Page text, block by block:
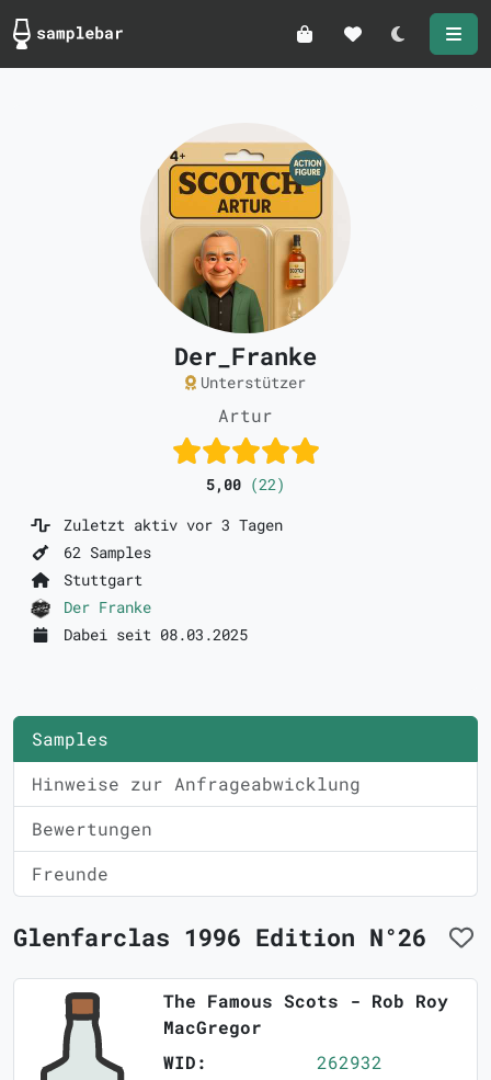
Darkmode
Der_Franke
Unterstützer
Artur
5,00 (22)
Zuletzt aktiv vor 3 Tagen
62 Samples
Stuttgart
Der Franke
Dabei seit 08.03.2025
Samples
Hinweise zur Anfrageabwicklung
Bewertungen
Freunde
Glenfarclas 1996 Edition N°26
The Famous Scots - Rob Roy
MacGregor
WID:
262932